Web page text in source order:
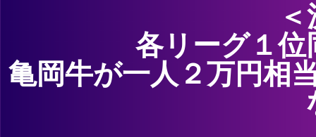
各リーグ１
亀岡牛が一人２万円相